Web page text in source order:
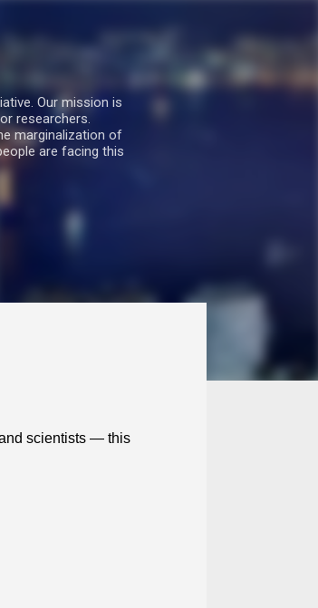
Our mission is
researchers.
marginalization of
are facing this
scientists — this